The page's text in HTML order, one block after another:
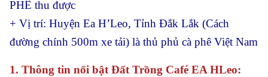
PHÊ thu được
+ Vị trí: Huyện Ea H’Leo, Tỉnh Đắk Lắk (Cách
đường chính 500m xe tải) là thủ phủ cà phê Việt Nam
1. Thông tin nổi bật Đất Trồng Café EA HLeo: